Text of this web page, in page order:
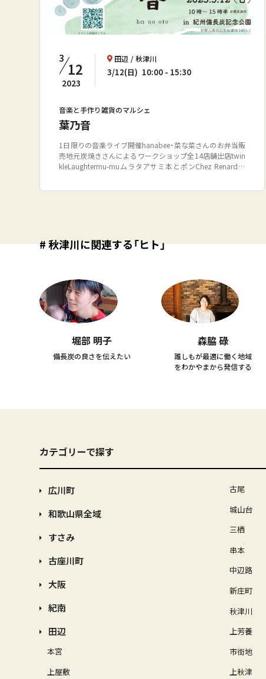
3
12
2023
田辺 秋津川
3/12(日) 10:00 15:30
音楽と手作り雑貨のマルシェ
葉乃音
1日限りの音楽ライブ開催hanabee・菜な菜さんのお弁当販
売地元炭焼きさんによるワークショップ全14店舗出店twin
kleLaughtermu-muムラタアサミ本とポンChez Renard葉
# 秋津川に関連する「ヒト」
堀部 明子
備長炭の良さを伝えたい
森脇 碌
誰しもが最適に働く地域
をわかやまから発信する
カテゴリーで探す
広川町
和歌山県全域
すさみ
古座川町
大阪
紀南
田辺
本宮
上屋敷
古尾
城山台
三栖
串本
中辺路
新庄町
秋津川
上芳養
市街地
上秋津